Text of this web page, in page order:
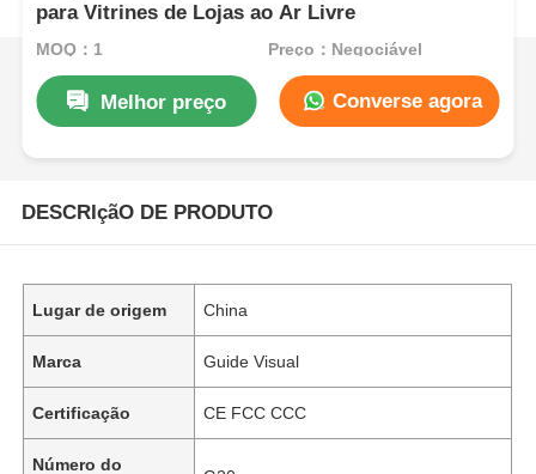
para Vitrines de Lojas ao Ar Livre
MOQ：1 Preço：Negociável
Melhor preço Converse agora
DESCRIçãO DE PRODUTO
Lugar de origem China
Marca Guide Visual
Certificação CE FCC CCC
Número do